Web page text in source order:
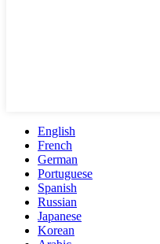
English
French
German
Portuguese
Spanish
Russian
Japanese
Korean